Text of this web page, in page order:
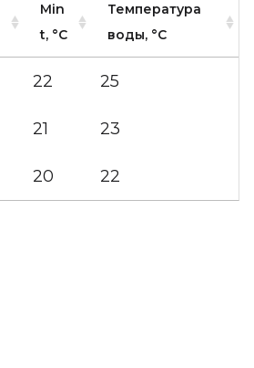
Min
t, °C
Температура
воды, °C
22 25
21 23
20 22